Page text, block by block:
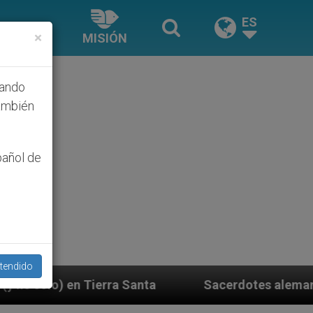
MISIÓN
ES
Sacerdotes alemanes fieles al Papa
×
de